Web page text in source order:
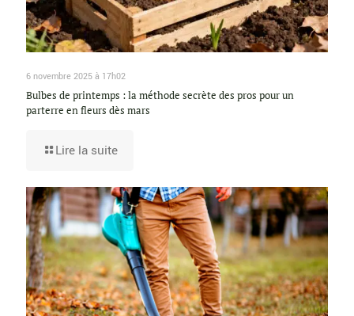
6 novembre 2025 à 17h02
Bulbes de printemps : la méthode secrète des pros pour un
parterre en fleurs dès mars
Lire la suite